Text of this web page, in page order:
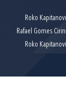
Roko
Rafael Gomes
Roko